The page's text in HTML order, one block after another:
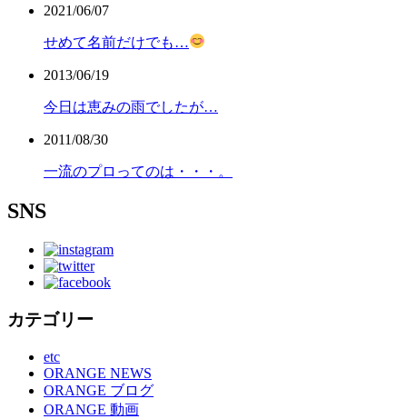
2021/06/07
せめて名前だけでも…
2013/06/19
今日は恵みの雨でしたが…
2011/08/30
一流のプロってのは・・・。
SNS
カテゴリー
etc
ORANGE NEWS
ORANGE ブログ
ORANGE 動画